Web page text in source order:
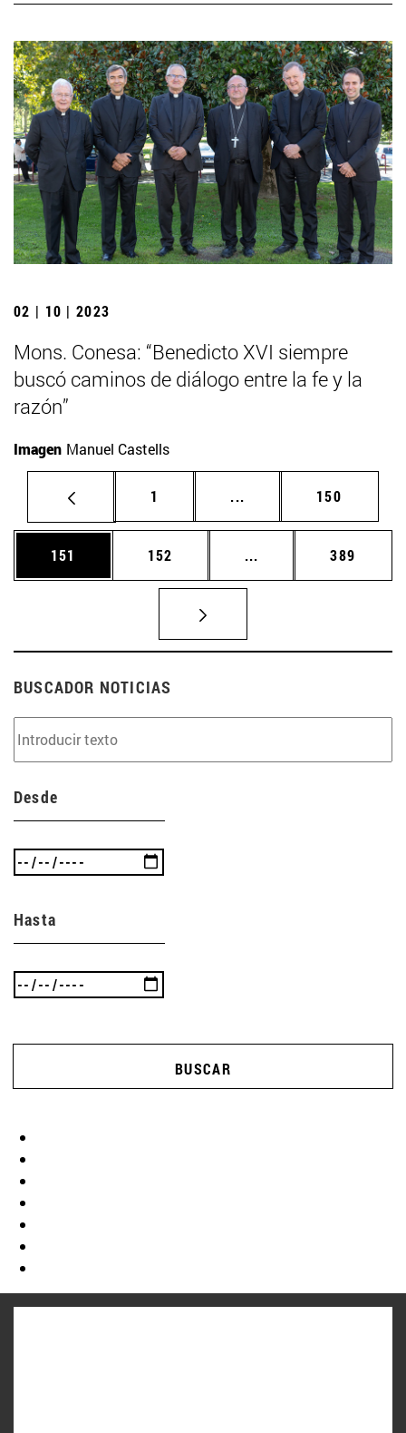
02 | 10 | 2023
Mons. Conesa: “Benedicto XVI siempre
buscó caminos de diálogo entre la fe y la
razón”
Imagen Manuel Castells
Página
1 ... Páginas intermedias
Página
150
Página
151 Página
152 ... Páginas intermedias
Página
389
BUSCADOR NOTICIAS
Desde
Hasta
BUSCAR